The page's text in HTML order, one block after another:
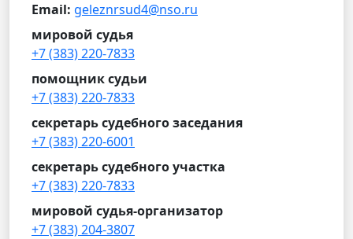
Email: geleznrsud4@nso.ru
мировой судья
+7 (383) 220-7833
помощник судьи
+7 (383) 220-7833
секретарь судебного заседания
+7 (383) 220-6001
секретарь судебного участка
+7 (383) 220-7833
мировой судья-организатор
+7 (383) 204-3807